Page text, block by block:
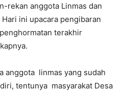
rekan anggota Linmas dan
ini upacara pengibaran
terakhir
anggota linmas yang sudah
tentunya masyarakat Desa